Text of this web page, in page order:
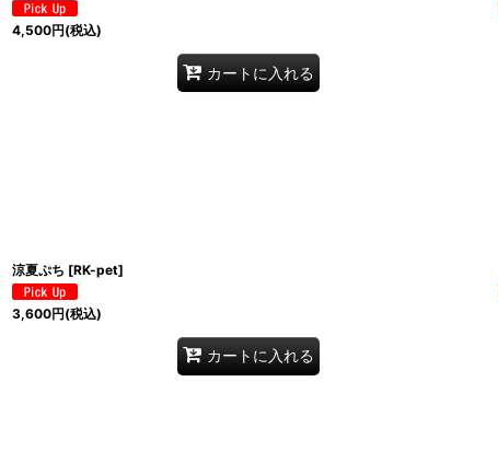
4,500円(税込)
カートに入れる
涼夏ぷち [RK-pet]
3,600円(税込)
カートに入れる